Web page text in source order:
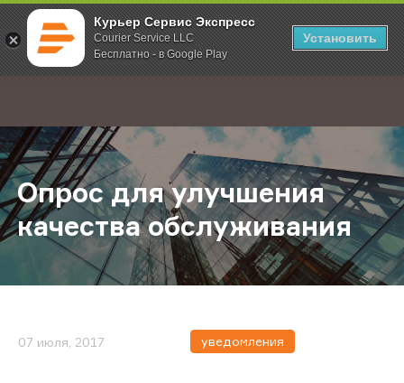
Курьер Сервис Экспресс
Courier Service LLC
Бесплатно - в Google Play
Установить
; Главная О компании Новости Опрос для улучшения качества
Опрос для улучшения
качества обслуживания
07 июля, 2017 уведомления